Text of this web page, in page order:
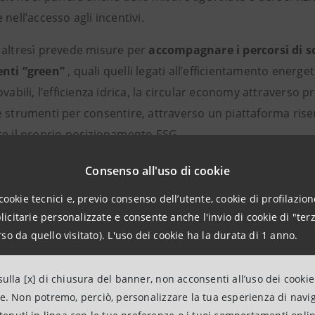
Consenso all'uso di cookie
tecnici e, previo consenso dell’utente, cookie di
personalizzate e consente anche l'invio di cookie di
da quello visitato). L'uso dei cookie ha la durata di 1 anno.
[x] di chiusura del banner, non acconsenti all’uso dei
Non potremo, perciò, personalizzare la tua esperienza di
nell’accesso agli incentivi.
altresì prevede misure per accompagnare i percorsi di
“green” , quali quelli legati all’efficientamento
l’efficienza idrica, la circular economy attraverso
strumenti per consentire, attraverso un piattaforma
il proprio posizionamento ESG.
messi a disposizione delle associate strumenti
Segretario generale CNA:«La collaborazione con
delle piccole imprese passa non solo dalla capacità di
proteggersi e programmare il futuro. Con questo accordo
accesso al credito, gestione dei rischi, investimenti in
In un contesto segnato da cambiamenti climatici,